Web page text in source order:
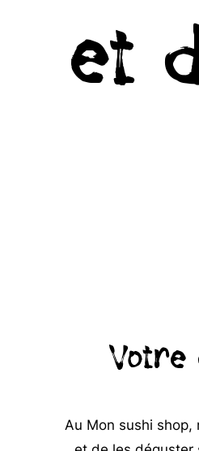
et
Votre
Au Mon sushi